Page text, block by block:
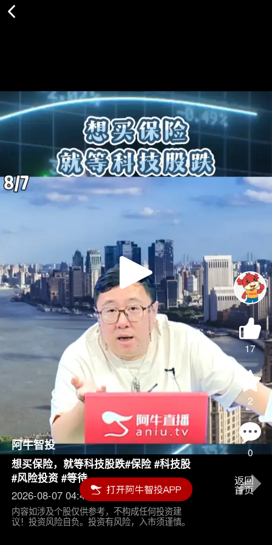
Play
Video
17
2
0
阿牛智投
想买保险，就等科技股跌#保险 #科技股
#风险投资 #等待
2026-08-07 04:45
内容如涉及个股仅供参考，不构成任何投资建
议！投资风险自负。投资有风险，入市须谨慎。